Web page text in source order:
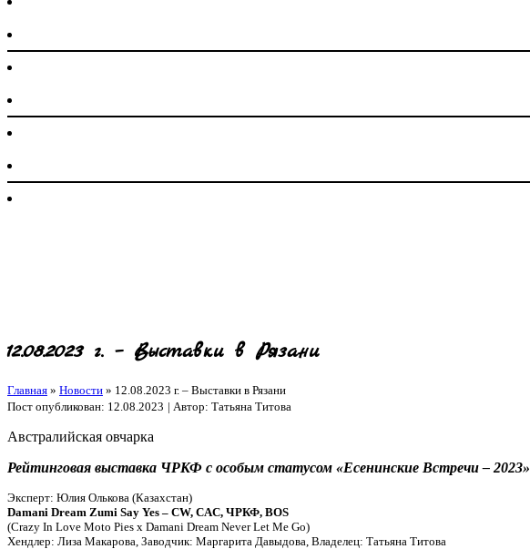
12.08.2023 г. – Выставки в Рязани
Главная » Новости » 12.08.2023 г. – Выставки в Рязани
Пост опубликован: 12.08.2023 | Автор: Татьяна Титова
Австралийская овчарка
Рейтинговая выставка ЧРКФ с особым статусом «Есенинские Встречи – 2023»
Эксперт: Юлия Олькова (Казахстан)
Damani Dream Zumi Say Yes – СW, CAC, ЧРКФ, BOS
(Crazy In Love Moto Pies x Damani Dream Never Let Me Go)
Хендлер: Лиза Макарова, Заводчик: Маргарита Давыдова, Владелец: Татьяна Титова